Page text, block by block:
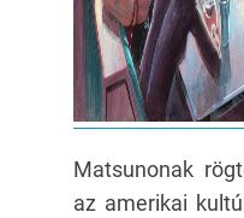
Matsunonak
az amerikai